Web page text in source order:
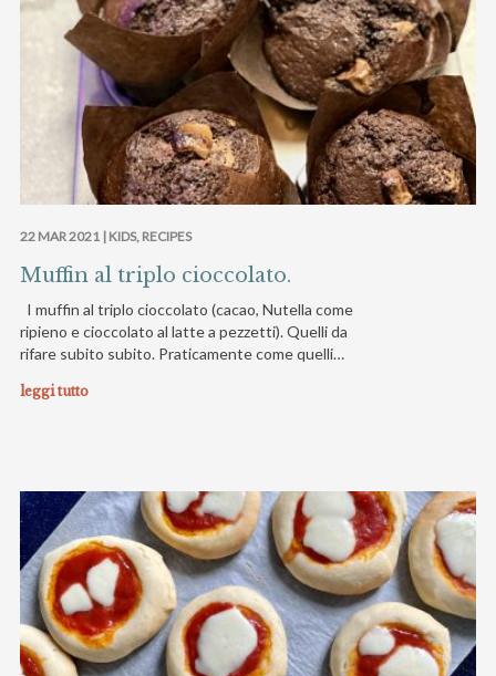
22 MAR 2021 | KIDS, RECIPES
Muffin al triplo cioccolato.
I muffin al triplo cioccolato (cacao, Nutella come
ripieno e cioccolato al latte a pezzetti). Quelli da
rifare subito subito. Praticamente come quelli…
leggi tutto